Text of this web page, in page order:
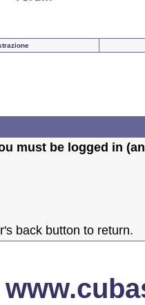
must be logged in
back button to return.